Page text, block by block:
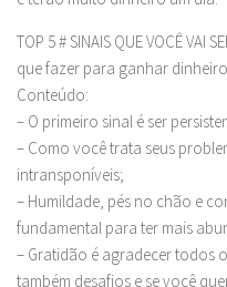
TOP 5 # SINAIS QUE VOCÊ VAI
que fazer para ganhar dinheiro
Conteúdo:
– O primeiro sinal é ser
– Como você trata seus
intransponíveis;
– Humildade, pés no chão e
fundamental para ter mais
– Gratidão é agradecer todos
também desafios e se você